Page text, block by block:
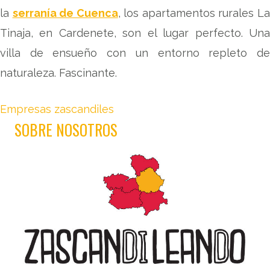
la serranía de Cuenca, los apartamentos rurales La
Tinaja, en Cardenete, son el lugar perfecto. Una
villa de ensueño con un entorno repleto de
naturaleza. Fascinante.
Empresas zascandiles
SOBRE NOSOTROS